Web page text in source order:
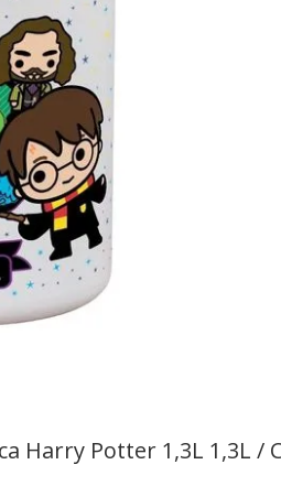
Harry Potter 1,3L 1,3L /